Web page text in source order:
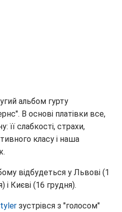
альбом гурту
В основі платівки все,
її слабкості, страхи,
класу і наша
відбудеться у Львові (1
і Києві (16 грудня).
зустрівся з "голосом"